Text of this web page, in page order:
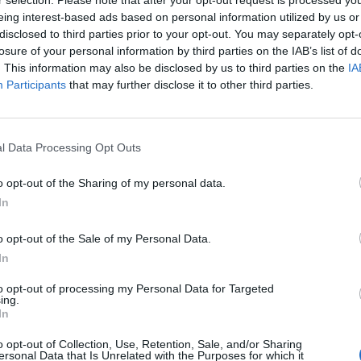
interest-based ads based on personal information utilized by us
to third parties prior to your opt-out. You may separately
of your personal information by third parties on the IAB’s list of
This information may also be disclosed by us to third parties on the
Participants that may further disclose it to other third parties.
Data Processing Opt Outs
opt-out of the Sharing of my personal data.
opt-out of the Sale of my Personal Data.
opt-out of processing my Personal Data for Targeted
opt-out of Collection, Use, Retention, Sale, and/or Sharing
Data that Is Unrelated with the Purposes for which it
10,4 százalékkal, 317 ezer 786-ra nőtt az új autók
évvel korábbihoz képest, és ezzel már több mint
jegyeztek fel - derült ki a brit autógyártók és
7,3 százalékra zsugorodott a tavaly márciusi 8,3
019 új benzinüzemű autót adtak el, 9,2 százalékkal többet az
ugyanakkor 56,3 százalékról 55,7 százalékra...
tartalmazza:
cikkarchívum